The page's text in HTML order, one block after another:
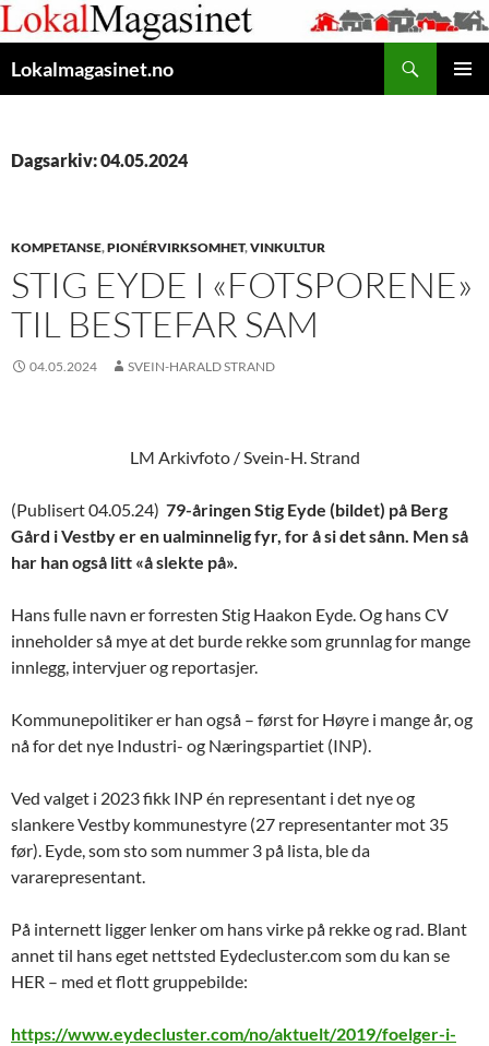
Gå
til
innhaldet
Lokalmagasinet.no
Dagsarkiv: 04.05.2024
KOMPETANSE,PIONÉRVIRKSOMHET,VINKULTUR
STIG EYDE I «FOTSPORENE»
TIL BESTEFAR SAM
04.05.2024 SVEIN-HARALD STRAND
LM Arkivfoto / Svein-H. Strand
(Publisert 04.05.24) 79-åringen Stig Eyde (bildet) på Berg
Gård i Vestby er en ualminnelig fyr, for å si det sånn. Men så
har han også litt «å slekte på».
Hans fulle navn er forresten Stig Haakon Eyde. Og hans CV
inneholder så mye at det burde rekke som grunnlag for mange
innlegg, intervjuer og reportasjer.
Kommunepolitiker er han også – først for Høyre i mange år, og
nå for det nye Industri- og Næringspartiet (INP).
Ved valget i 2023 fikk INP én representant i det nye og
slankere Vestby kommunestyre (27 representanter mot 35
før). Eyde, som sto som nummer 3 på lista, ble da
vararepresentant.
På internett ligger lenker om hans virke på rekke og rad. Blant
annet til hans eget nettsted Eydecluster.com som du kan se
HER – med et flott gruppebilde:
https://www.eydecluster.com/no/aktuelt/2019/foelger-i-